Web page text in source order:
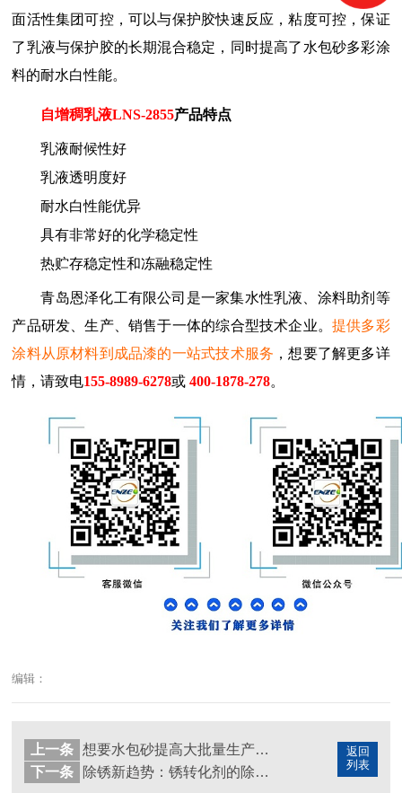
面活性集团可控，可以与保护胶快速反应，粘度可控，保证
了乳液与保护胶的长期混合稳定，同时提高了水包砂多彩涂
料的耐水白性能。
自增稠乳液LNS-2855产品特点
乳液耐候性好
乳液透明度好
耐水白性能优异
具有非常好的化学稳定性
热贮存稳定性和冻融稳定性
青岛恩泽化工有限公司是一家集水性乳液、涂料助剂等
产品研发、生产、销售于一体的综合型技术企业。 提供多彩
涂料从原材料到成品漆的一站式技术服务 ，想要了解更多详
情，请致电155-8989-6278或400-1878-278。
编辑：
返回
列表
上一条
想要水包砂提高大批量生产效率？看看恩泽高效水包砂生产工艺！
下一条
除锈新趋势：锈转化剂的除锈原理决定除锈质量-青岛恩泽化工